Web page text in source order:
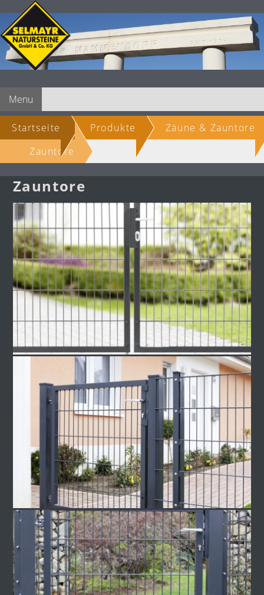
Menu
Startseite Produkte
Zäune & Zauntore
Zauntore
Zauntore